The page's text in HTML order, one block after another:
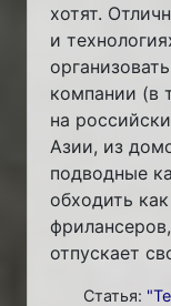
хотят.
и
компании (в
на
Азии, из
подводные
обходить
отпускает
Статья: